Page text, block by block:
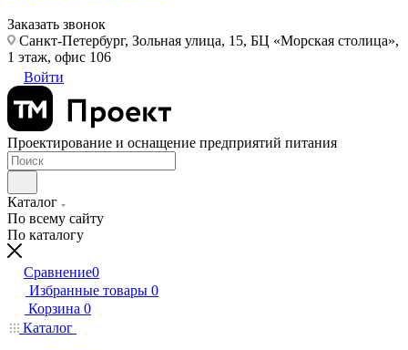
Заказать звонок
Санкт-Петербург, Зольная улица, 15, БЦ «Морская столица»,
1 этаж, офис 106
Войти
Проектирование и оснащение предприятий питания
Каталог
По всему сайту
По каталогу
Сравнение0
Избранные товары 0
Корзина 0
Каталог